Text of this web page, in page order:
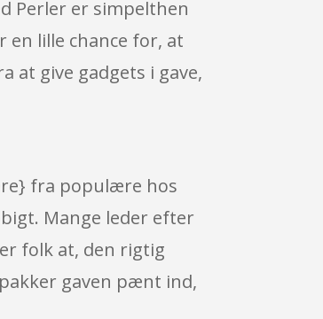
Perler er simpelthen
en lille chance for, at
at give gadgets i gave,
fra populære hos
Mange leder efter
folk at, den rigtig
gaven pænt ind,